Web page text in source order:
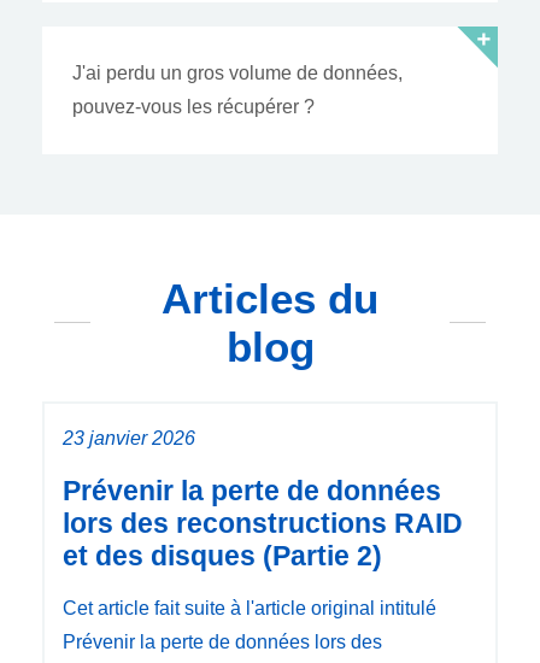
J'ai perdu un gros volume de données,
pouvez-vous les récupérer ?
Articles du
blog
23 janvier 2026
Prévenir la perte de données
lors des reconstructions RAID
et des disques (Partie 2)
Cet article fait suite à l'article original intitulé
Prévenir la perte de données lors des